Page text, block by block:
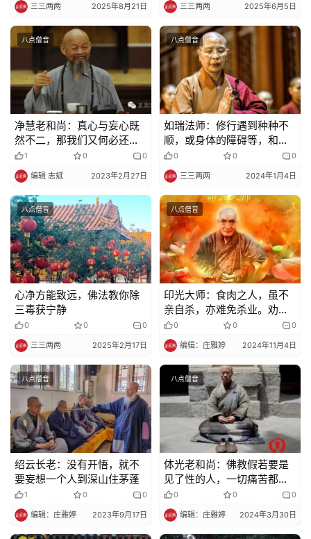
三三两两 2025年8月21日 三三两两 2025年6月5日
八点僧音
净慧老和尚：真心与妄心既
然不二，那我们又何必还要
去修证、去追求真心呢？
1 0 0
编辑 志斌 2023年2月27日
八点僧音
如瑞法师：修行遇到种种不
顺，或身体的障碍等，和福
报是有关系的
0 0 0
三三两两 2024年1月4日
八点僧音
心净方能致远，佛法教你除
三毒获宁静
0 0 0
三三两两 2025年2月17日
八点僧音
印光大师：食肉之人，虽不
亲自杀，亦难免杀业。劝持
长斋
0 0 0
编辑：庄雅婷 2024年11月4日
八点僧音
绍云长老：没有开悟，就不
要妄想一个人到深山住茅蓬
1 0 0
编辑：庄雅婷 2023年9月17日
八点僧音
体光老和尚：佛教假若要是
见了性的人，一切痛苦都没
了0 0 0
编辑：庄雅婷 2024年3月30日